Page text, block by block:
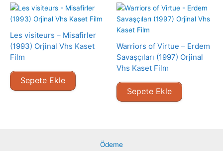
Les visiteurs – Misafirler
(1993) Orjinal Vhs Kaset
Film
Sepete Ekle
Warriors of Virtue – Erdem
Savaşçıları (1997) Orjinal
Vhs Kaset Film
Sepete Ekle
Ödeme